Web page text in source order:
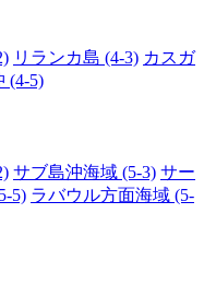
リランカ島 (4-3) カスガ
(4-5)
サブ島沖海域 (5-3) サー
5) ラバウル方面海域 (5-